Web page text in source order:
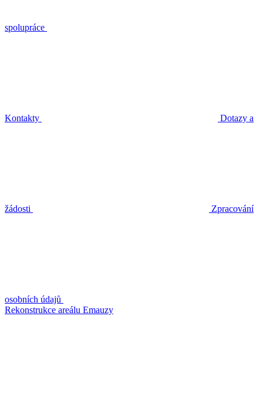
spolupráce
Kontakty Dotazy a
žádosti Zpracování
osobních údajů
Rekonstrukce areálu Emauzy